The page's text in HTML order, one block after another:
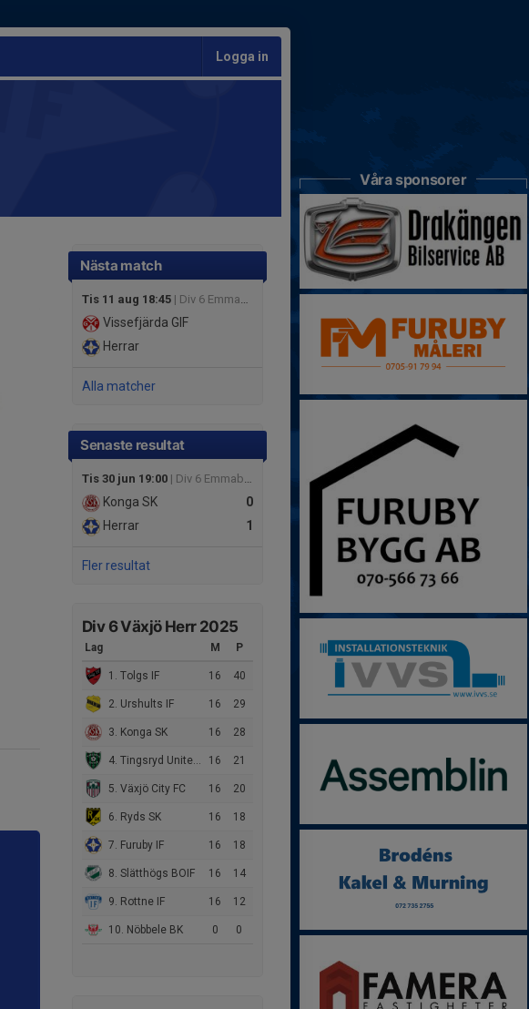
Logga in
Nästa match
Tis 11 aug 18:45 | Div 6 Emmaboda Herr
Vissefjärda GIF
Herrar
Alla matcher
Senaste resultat
Tis 30 jun 19:00 | Div 6 Emmaboda Herr
0
Konga SK
1
Herrar
Fler resultat
Div 6 Växjö Herr 2025
Lag M P
1. Tolgs IF 16 40
2. Urshults IF 16 29
3. Konga SK 16 28
4. Tingsryd United FC 16 21
5. Växjö City FC 16 20
6. Ryds SK 16 18
7. Furuby IF 16 18
8. Slätthögs BOIF 16 14
9. Rottne IF 16 12
10. Nöbbele BK 0 0
Våra sponsorer